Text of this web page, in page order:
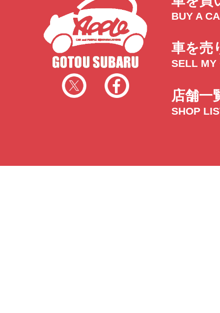
BUY A
車を売
SELL MY
店舗一
SHOP